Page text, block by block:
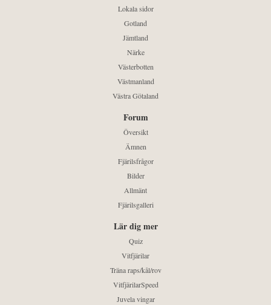
Lokala sidor
Gotland
Jämtland
Närke
Västerbotten
Västmanland
Västra Götaland
Forum
Översikt
Ämnen
Fjärilsfrågor
Bilder
Allmänt
Fjärilsgalleri
Lär dig mer
Quiz
Vitfjärilar
Träna raps/kål/rov
VitfjärilarSpeed
Juvela vingar